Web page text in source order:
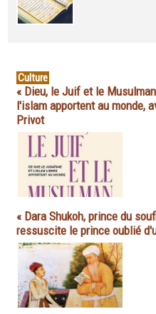
Culture
« Dieu, le Juif et le
l'islam apportent au monde,
Privot
« Dara Shukoh, prince du
ressuscite le prince oublié